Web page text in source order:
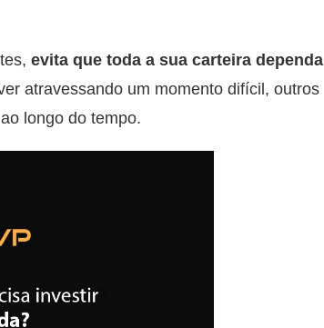
evita que toda a sua carteira dependa
atravessando um momento difícil, outros
longo do tempo.